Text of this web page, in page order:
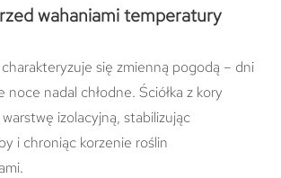
wahaniami temperatury
się zmienną pogodą – dni
noce nadal chłodne. Ściółka z kory
izolacyjną, stabilizując
i chroniąc korzenie roślin